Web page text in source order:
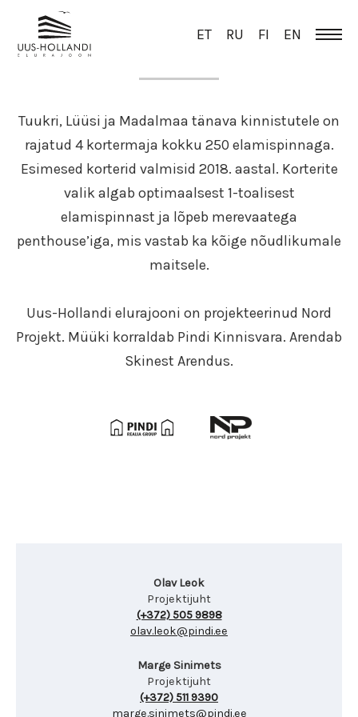
ET RU FI EN
ÜLEVAADE
Tuukri, Lüüsi ja Madalmaa tänava kinnistutele on
rajatud 4 kortermaja kokku 250 elamispinnaga.
Esimesed korterid valmisid 2018. aastal. Korterite
valik algab optimaalsest 1-toalisest
elamispinnast ja lõpeb merevaatega
penthouse’iga, mis vastab ka kõige nõudlikumale
maitsele.
Uus-Hollandi elurajooni on projekteerinud Nord
Projekt. Müüki korraldab Pindi Kinnisvara. Arendab
Skinest Arendus.
Olav Leok
Projektijuht
(+372) 505 9898
olav.leok@pindi.ee
Marge Sinimets
Projektijuht
(+372) 511 9390
marge.sinimets@pindi.ee